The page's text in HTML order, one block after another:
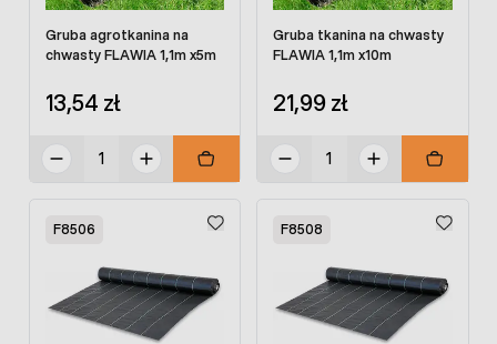
Gruba agrotkanina na
chwasty FLAWIA 1,1m x5m
13,54 zł
Gruba tkanina na chwasty
FLAWIA 1,1m x10m
21,99 zł
F8506 F8508